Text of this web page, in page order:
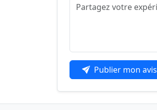
Publier mon avis